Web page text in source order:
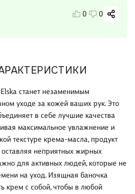
станет незаменимым
уходе за кожей ваших рук. Это
в себе лучшие качества
максимальное увлажнение и
текстуре крема-масла, продукт
оставляя неприятных жирных
для активных людей, которые не
на уход. Изящная баночка
крем с собой, чтобы в любой
0 0